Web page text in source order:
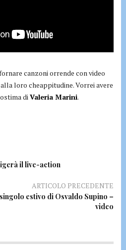
canzoni orrende con video
loro cheappitudine. Vorrei avere
diValeria Marini.
il live-action
ARTICOLO PRECEDENTE
estivo di Osvaldo Supino –
video